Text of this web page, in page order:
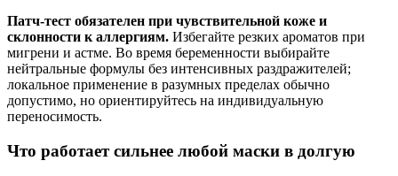
Патч‑тест обязателен при чувствительной коже и
склонности к аллергиям. Избегайте резких ароматов при
мигрени и астме. Во время беременности выбирайте
нейтральные формулы без интенсивных раздражителей;
локальное применение в разумных пределах обычно
допустимо, но ориентируйтесь на индивидуальную
переносимость.
Что работает сильнее любой маски в долгую